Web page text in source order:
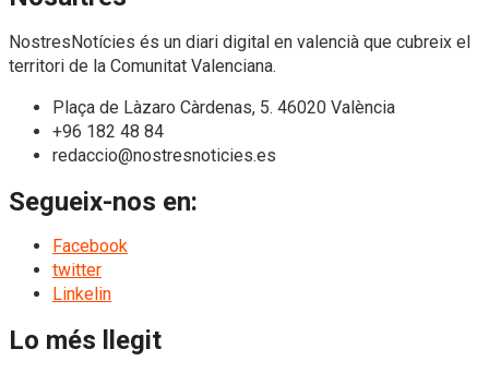
NostresNotícies és un diari digital en valencià que cubreix el
territori de la Comunitat Valenciana.
Plaça de Làzaro Càrdenas, 5. 46020 València
+96 182 48 84
redaccio@nostresnoticies.es
Segueix-nos en:
Facebook
twitter
Linkelin
Lo més llegit